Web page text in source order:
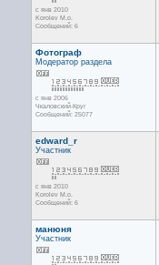
с янв 2010
Korolev M.o.
Сообщений: 6
Фотограф
Модератор раздела
с янв 2006
Чкаловский-Круг
Сообщений: 25077
edward_r
Участник
с янв 2010
Korolev M.o.
Сообщений: 6
манюня
Участник